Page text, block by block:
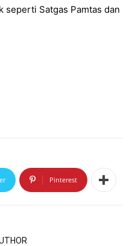
seperti Satgas Pamtas dan
Pinterest